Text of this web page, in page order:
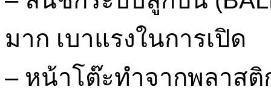
มาก เบาแรงในการเปิด
– หน้าโต๊ะทำจากพลาสติ